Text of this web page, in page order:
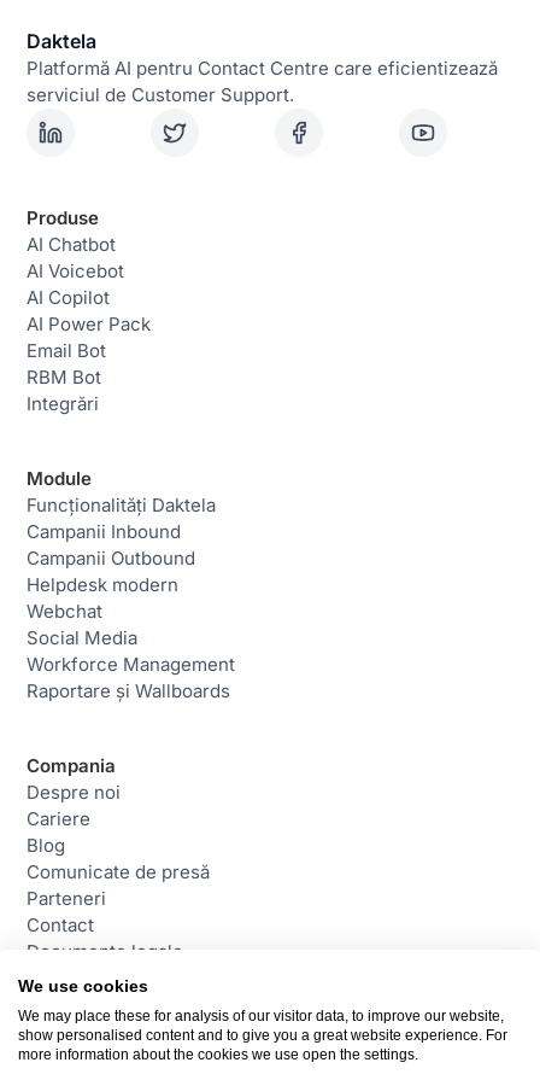
Daktela
Platformă AI pentru Contact Centre care eficientizează
serviciul de Customer Support.
Produse
AI Chatbot
AI Voicebot
AI Copilot
AI Power Pack
Email Bot
RBM Bot
Integrări
Module
Funcționalități Daktela
Campanii Inbound
Campanii Outbound
Helpdesk modern
Webchat
Social Media
Workforce Management
Raportare și Wallboards
Compania
Despre noi
Cariere
Blog
Comunicate de presă
Parteneri
Contact
Documente legale
Contact
daktela@daktela.com
We use cookies
We may place these for analysis of our visitor data, to improve our website,
show personalised content and to give you a great website experience. For
more information about the cookies we use open the settings.